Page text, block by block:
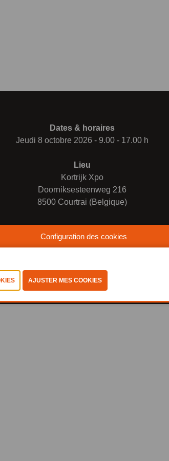
Dates & horaires
Jeudi 8 octobre 2026 - 9.00 - 17.00 h
Lieu
Kortrijk Xpo
Doorniksesteenweg 216
8500 Courtrai (Belgique)
©2025, Abiss
Conditions-generales-Consulter les cookies
Configuration des cookies